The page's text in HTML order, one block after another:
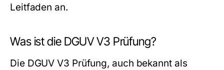
Leitfaden an.
Was ist die DGUV V3 Prüfung?
Die DGUV V3 Prüfung, auch bekannt als